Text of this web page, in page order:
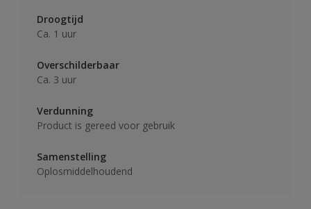
Droogtijd
Ca. 1 uur
Overschilderbaar
Ca. 3 uur
Verdunning
Product is gereed voor gebruik
Samenstelling
Oplosmiddelhoudend